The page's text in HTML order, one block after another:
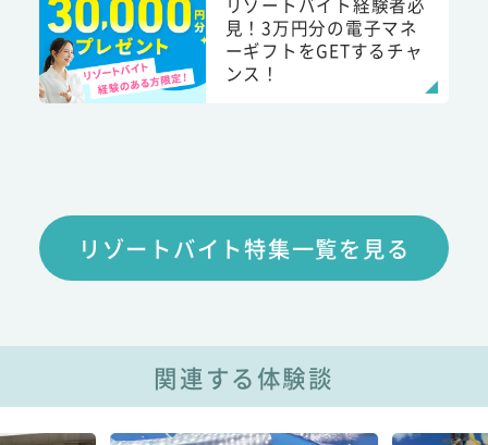
見！3万円分の電子マネ
ーギフトをGETするチャ
ンス！
リゾートバイト特集一覧を見る
関連する体験談